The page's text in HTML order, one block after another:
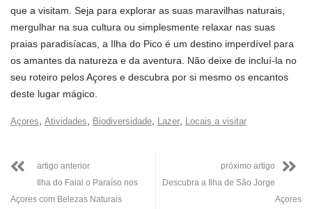
que a visitam. Seja para explorar as suas maravilhas naturais,
mergulhar na sua cultura ou simplesmente relaxar nas suas
praias paradisíacas, a Ilha do Pico é um destino imperdível para
os amantes da natureza e da aventura. Não deixe de incluí-la no
seu roteiro pelos Açores e descubra por si mesmo os encantos
deste lugar mágico.
Açores Atividades Biodiversidade Lazer Locais a visitar
artigo anterior
Ilha do Faial o Paraíso nos
Açores com Belezas Naturais
próximo artigo
Descubra a Ilha de São Jorge
Açores